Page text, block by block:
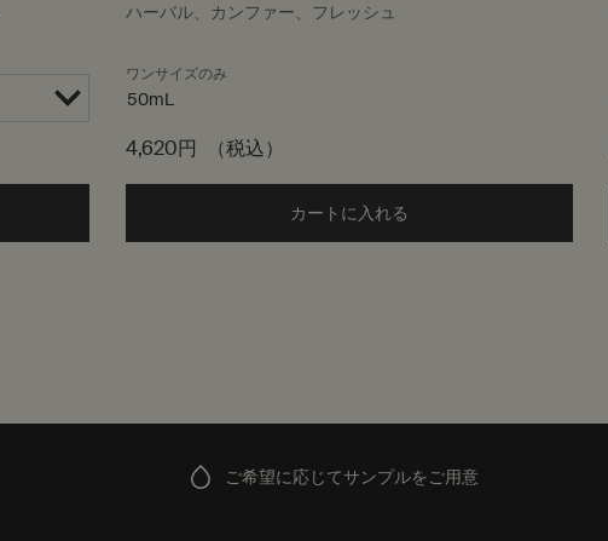
ンドラム アロマティック ハンドウォッシュ to cart
ハーバル、カンファー、フレッシュ
ワンサイズのみ
50mL
4,620円 （税込）
カートに入れる Add the イソップ ハー
ご希望に応じてサンプルをご用意